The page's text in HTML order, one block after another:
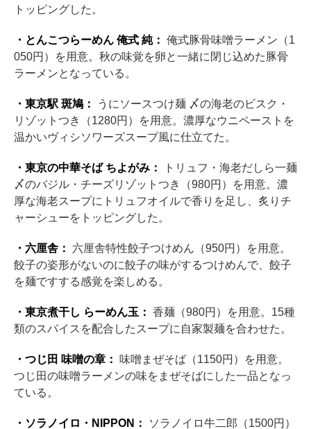
トッピングした。
・とんこつらーめん 俺式 純： 俺式豚骨味噌ラーメン（1
050円）を用意。秋の味覚を卵と一緒に閉じ込めた豚骨
ラーメンとなっている。
・東京駅 斑鳩：
うにソースつけ麺 〆の海老のビスク・
リゾットつき（1280円）を用意。濃厚なウニペーストを
温かいヴィシソワーズスープ風に仕立てた。
・東京の中華そば ちよがみ：
トリュフ・海老だしら一麺
〆のバジル・チーズリゾットつき（980円）を用意。濃
厚な海老スープにトリュフオイルで香りを足し、炙りチ
ャーシューをトッピングした。
・六厘舎： 六厘舎特性餃子つけめん（950円）を用意。
餃子の姿形がないのに餃子の味がするつけめんで、餃子
を麺ですする感覚を楽しめる。
・東京煮干し らーめん玉： 香麺（980円）を用意。15種
類のスパイスを配合したスープに自家製麺を合わせた。
・つじ田 味噌の章： 味噌まぜそば（1150円）を用意。
つじ田の味噌ラーメンの味をまぜそばにした一品となっ
ている。
・ソラノイロ・NIPPON： ソラノイロ牛二郎（1500円）